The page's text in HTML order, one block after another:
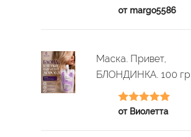
Оценка5из
от margo5586
Маска. Привет,
БЛОНДИНКА. 100 гр
Оценка5из
от Виолетта